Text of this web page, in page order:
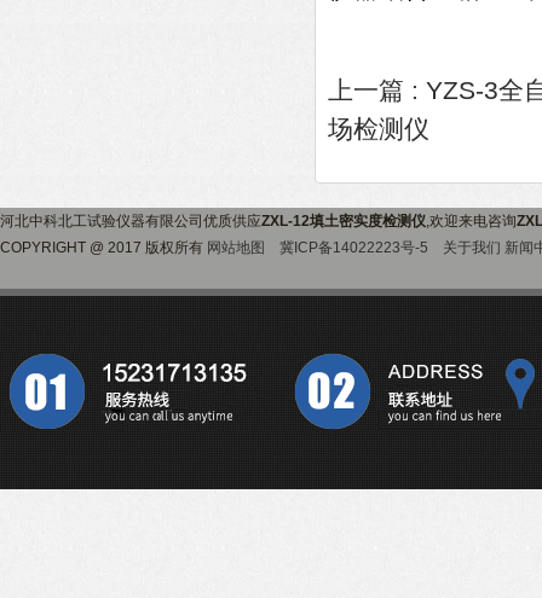
上一篇 : YZS-3全
场检测仪
河北中科北工试验仪器有限公司优质供应ZXL-12填土密实度检测仪,欢迎来电咨询
COPYRIGHT @ 2017 版权所有 网站地图 冀ICP备14022223号-5 关于我们 新闻